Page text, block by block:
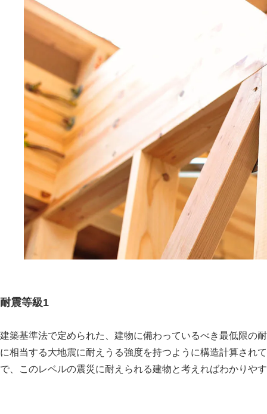
耐震等級1
建築基準法で定められた、建物に備わっているべき最低限の
に相当する大地震に耐えうる強度を持つように構造計算され
で、このレベルの震災に耐えられる建物と考えればわかりや